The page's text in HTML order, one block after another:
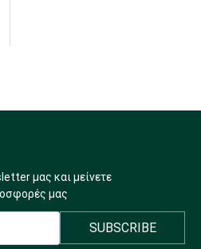
μας και μείνετε
μας
SUBSCRIBE